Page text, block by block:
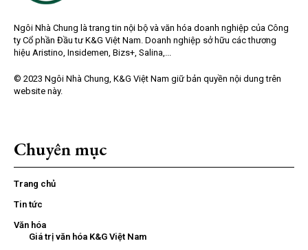
Ngôi Nhà Chung là trang tin nội bộ và văn hóa doanh nghiệp của Công
ty Cổ phần Đầu tư K&G Việt Nam. Doanh nghiệp sở hữu các thương
hiệu Aristino, Insidemen, Bizs+, Salina,...
© 2023 Ngôi Nhà Chung, K&G Việt Nam giữ bản quyền nội dung trên
website này.
Chuyên mục
Trang chủ
Tin tức
Văn hóa
Giá trị văn hóa K&G Việt Nam